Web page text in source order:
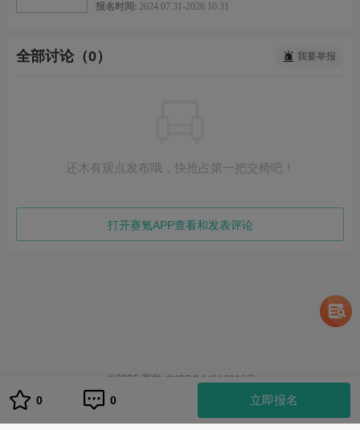
报名时间: 2024.07.31-2026.10.31
全部讨论（0） 我要举报
还木有观点发布哦，快抢占第一把交椅吧！
打开赛氪APP查看和发表评论
队伍管理
0 0 立即报名
©2026 赛氪 京ICP备14013810号